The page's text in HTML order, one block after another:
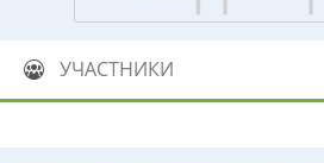
УЧАСТНИКИ